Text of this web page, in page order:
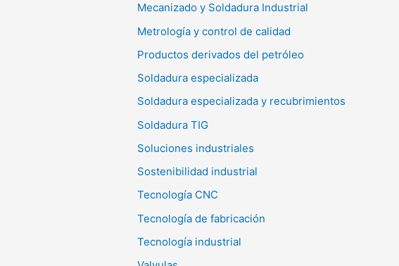
Mecanizado y Soldadura Industrial
Metrología y control de calidad
Productos derivados del petróleo
Soldadura especializada
Soldadura especializada y recubrimientos
Soldadura TIG
Soluciones industriales
Sostenibilidad industrial
Tecnología CNC
Tecnología de fabricación
Tecnología industrial